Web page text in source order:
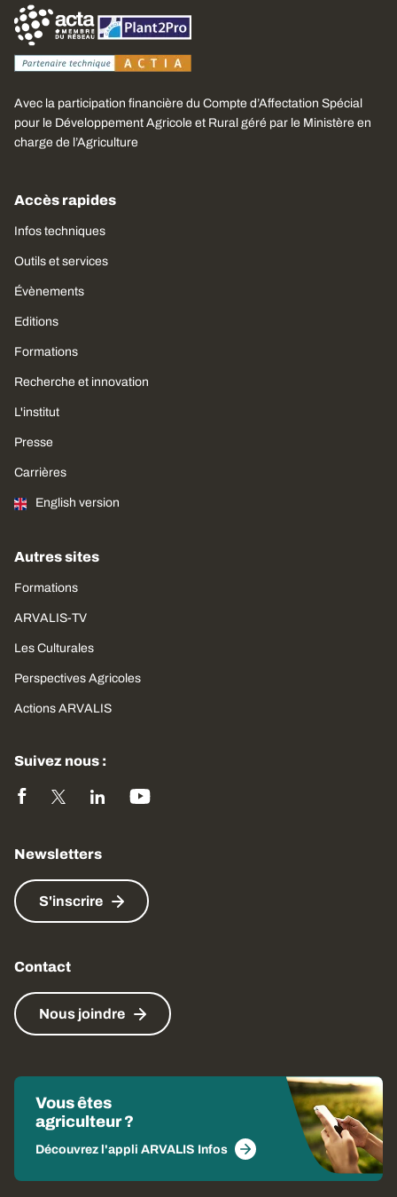
Avec la participation financière du Compte d’Affectation Spécial
pour le Développement Agricole et Rural géré par le Ministère en
charge de l’Agriculture
Accès rapides
Infos techniques
Outils et services
Évènements
Editions
Formations
Recherche et innovation
L'institut
Presse
Carrières
English version
Autres sites
Formations
ARVALIS-TV
Les Culturales
Perspectives Agricoles
Actions ARVALIS
Suivez nous :
Newsletters
S'inscrire
Contact
Nous joindre
Vous êtes
agriculteur ?
Découvrez l'appli ARVALIS Infos